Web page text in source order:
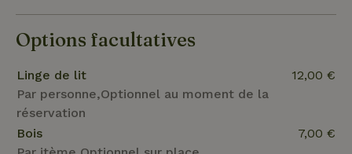
Options facultatives
Linge de lit
Par personne,Optionnel au moment de la
réservation
12,00 €
Bois
7,00 €